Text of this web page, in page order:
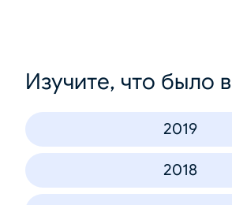
Изучите, что было
2019
2018